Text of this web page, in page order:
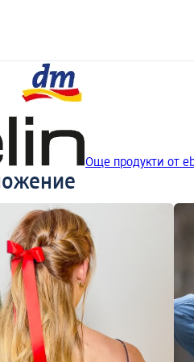
Още продукти от